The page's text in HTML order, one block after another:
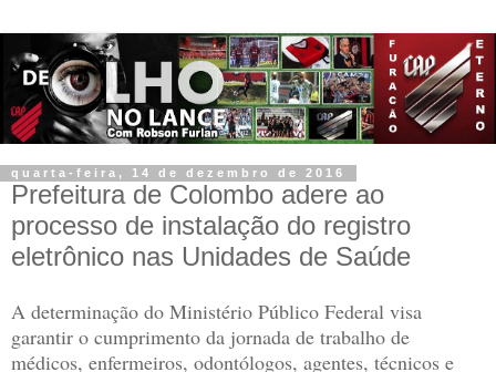
quarta-feira, 14 de dezembro de 2016
Prefeitura de Colombo adere ao
processo de instalação do registro
eletrônico nas Unidades de Saúde
A determinação do Ministério Público Federal visa
garantir o cumprimento da jornada de trabalho de
médicos, enfermeiros, odontólogos, agentes, técnicos e